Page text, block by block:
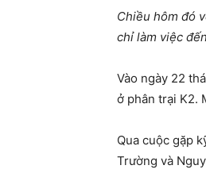
Chiều hôm đó
chỉ làm việc
Vào ngày 22
ở phân trại K2.
Qua cuộc gặp
Trường và